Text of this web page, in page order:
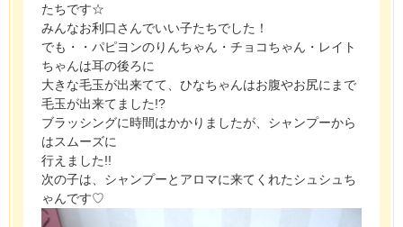
たちです☆
みんなお利口さんでいい子たちでした！
でも・・パピヨンのりんちゃん・チョコちゃん・レイト
ちゃんは耳の後ろに
大きな毛玉が出来てて、ひなちゃんはお腹やお尻にまで
毛玉が出来てました!?
ブラッシングに時間はかかりましたが、シャンプーから
はスムーズに
行えました!!
次の子は、シャンプーとアロマに来てくれたシュシュち
ゃんです♡